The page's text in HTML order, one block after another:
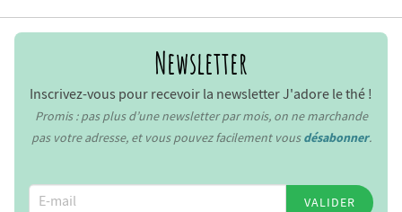
Newsletter
Inscrivez-vous pour recevoir la newsletter J'adore le thé !
Promis : pas plus d’une newsletter par mois, on ne marchande
pas votre adresse, et vous pouvez facilement vousdésabonner.
VALIDER